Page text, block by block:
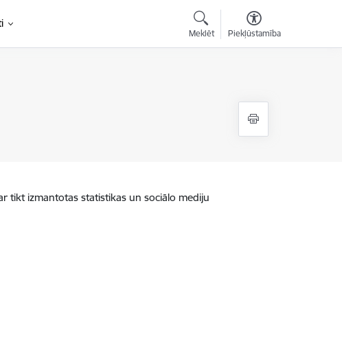
Meklēt Piekļūstamība
tikt izmantotas statistikas un sociālo mediju